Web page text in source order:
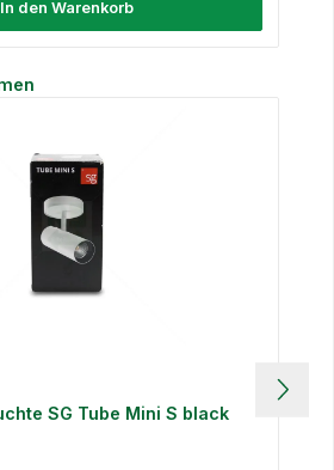
In den Warenkorb
SG Tube Mini S black